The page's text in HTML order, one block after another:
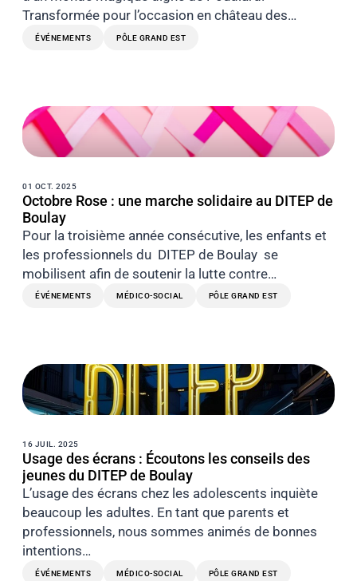
Transformée pour l’occasion en château des…
ÉVÉNEMENTS PÔLE GRAND EST
01 OCT. 2025
Octobre Rose : une marche solidaire au DITEP de
Boulay
Pour la troisième année consécutive, les enfants et
les professionnels du DITEP de Boulay se
mobilisent afin de soutenir la lutte contre…
ÉVÉNEMENTS MÉDICO-SOCIAL PÔLE GRAND EST
16 JUIL. 2025
Usage des écrans : Écoutons les conseils des
jeunes du DITEP de Boulay
L’usage des écrans chez les adolescents inquiète
beaucoup les adultes. En tant que parents et
professionnels, nous sommes animés de bonnes
intentions…
ÉVÉNEMENTS MÉDICO-SOCIAL PÔLE GRAND EST